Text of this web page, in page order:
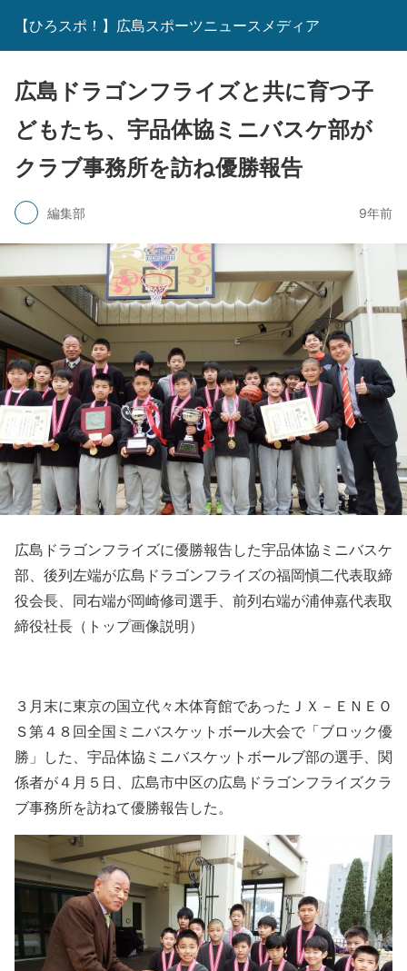
【ひろスポ！】広島スポーツニュースメディア
広島ドラゴンフライズと共に育つ子
どもたち、宇品体協ミニバスケ部が
クラブ事務所を訪ね優勝報告
編集部 9年前
広島ドラゴンフライズに優勝報告した宇品体協ミニバスケ
部、後列左端が広島ドラゴンフライズの福岡愼二代表取締
役会長、同右端が岡崎修司選手、前列右端が浦伸嘉代表取
締役社長（トップ画像説明）
３月末に東京の国立代々木体育館であったＪＸ－ＥＮＥＯ
Ｓ第４８回全国ミニバスケットボール大会で「ブロック優
勝」した、宇品体協ミニバスケットボールブ部の選手、関
係者が４月５日、広島市中区の広島ドラゴンフライズクラ
ブ事務所を訪ねて優勝報告した。